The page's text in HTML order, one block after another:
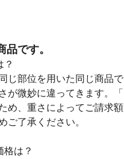
です。
？
じ部位を用いた同じ商品
が微妙に違ってきます。「
め、重さによってご請求
ご了承ください。
格は？